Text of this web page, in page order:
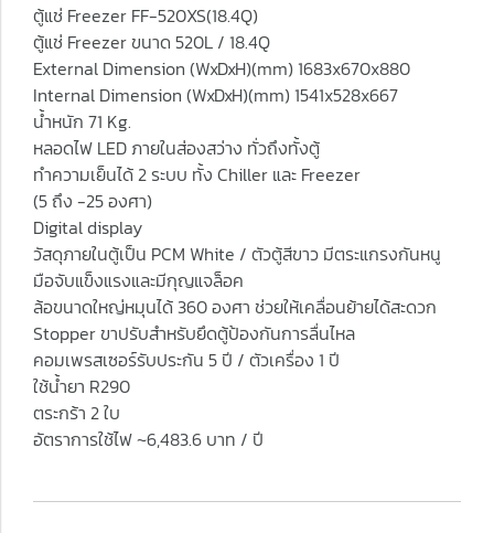
ตู้แช่ Freezer FF-520XS(18.4Q)
ตู้แช่ Freezer ขนาด 520L / 18.4Q
External Dimension (WxDxH)(mm) 1683x670x880
Internal Dimension (WxDxH)(mm) 1541x528x667
น้ำหนัก 71 Kg.
หลอดไฟ LED ภายในส่องสว่าง ทั่วถึงทั้งตู้
ทำความเย็นได้ 2 ระบบ ทั้ง Chiller และ Freezer
(5 ถึง -25 องศา)
Digital display
วัสดุภายในตู้เป็น PCM White / ตัวตู้สีขาว มีตระแกรงกันหนู
มือจับแข็งแรงและมีกุญแจล็อค
ล้อขนาดใหญ่หมุนได้ 360 องศา ช่วยให้เคลื่อนย้ายได้สะดวก
Stopper ขาปรับสำหรับยึดตู้ป้องกันการลื่นไหล
คอมเพรสเซอร์รับประกัน 5 ปี / ตัวเครื่อง 1 ปี
ใช้น้ำยา R290
ตระกร้า 2 ใบ
อัตราการใช้ไฟ ~6,483.6 บาท / ปี